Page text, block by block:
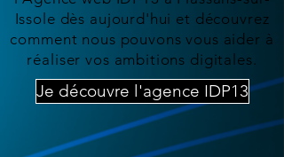
Issole dès aujourd'hui et découvrez
comment nous pouvons vous aider à
réaliser vos ambitions digitales.
Je découvre l'agence IDP13